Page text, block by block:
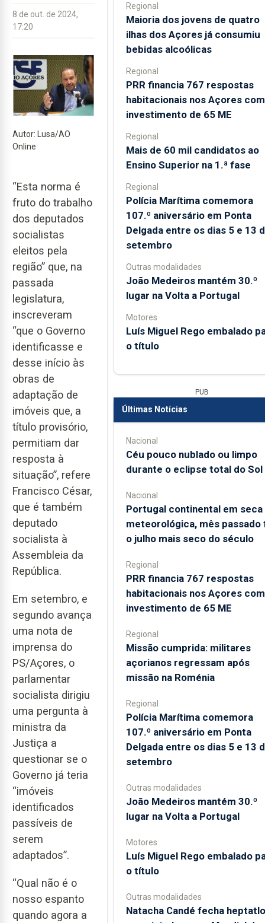
8 de out. de 2024,
17:20
Autor: Lusa/AO
Online
“Esta norma é
fruto do trabalho
dos deputados
socialistas
eleitos pela
região” que, na
passada
legislatura,
inscreveram
“que o Governo
identificasse e
desse início às
obras de
adaptação de
imóveis que, a
título provisório,
permitiam dar
resposta à
situação”, refere
Francisco César,
que é também
deputado
socialista à
Assembleia da
República.
Em setembro, e
segundo avança
uma nota de
imprensa do
PS/Açores, o
parlamentar
socialista dirigiu
uma pergunta à
ministra da
Justiça a
questionar se o
Governo já teria
“imóveis
identificados
passíveis de
serem
adaptados”.
“Qual não é o
nosso espanto
quando agora a
Regional
Maioria dos jovens de quatro
ilhas dos Açores já consumiu
bebidas alcoólicas
Regional
PRR financia 767 respostas
habitacionais nos Açores com
investimento de 65 ME
Regional
Mais de 60 mil candidatos ao
Ensino Superior na 1.ª fase
Regional
Polícia Marítima comemora
107.º aniversário em Ponta
Delgada entre os dias 5 e 13
setembro
Outras modalidades
João Medeiros mantém 30.º
lugar na Volta a Portugal
Motores
Luís Miguel Rego embalado
o título
PUB
Últimas Notícias
Nacional
Céu pouco nublado ou limpo
durante o eclipse total do Sol
Nacional
Portugal continental em seca
meteorológica, mês passado
o julho mais seco do século
Regional
PRR financia 767 respostas
habitacionais nos Açores com
investimento de 65 ME
Regional
Missão cumprida: militares
açorianos regressam após
missão na Roménia
Regional
Polícia Marítima comemora
107.º aniversário em Ponta
Delgada entre os dias 5 e 13
setembro
Outras modalidades
João Medeiros mantém 30.º
lugar na Volta a Portugal
Motores
Luís Miguel Rego embalado
o título
Outras modalidades
Natacha Candé fecha heptatlo